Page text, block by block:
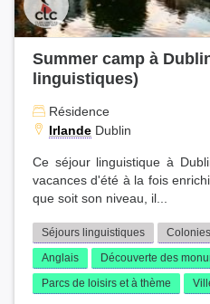
Summer camp à
linguistiques)
Résidence
Irlande Dublin
Ce séjour linguistique à
vacances d'été à la fois
que soit son niveau, il...
Séjours linguistiques
Anglais
Découverte des
Parcs de loisirs et à thème